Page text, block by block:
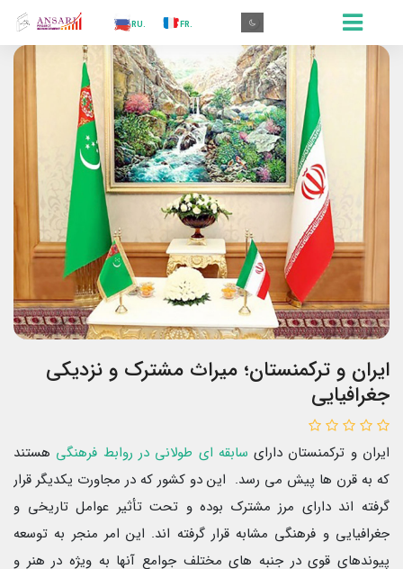
.RU
.ES
.IN
ایران و ترکمنستان؛ میراث مشترک و نزدیکی
جغرافیایی
ایران و ترکمنستان دارای سابقه ای طولانی در روابط فرهنگی هستند
که به قرن ها پیش می رسد. این دو کشور که در مجاورت یکدیگر قرار
گرفته اند دارای مرز مشترک بوده و تحت تأثیر عوامل تاریخی و
جغرافیایی و فرهنگی مشابه قرار گرفته اند. این امر منجر به توسعه
پیوندهای قوی در جنبه های مختلف جوامع آنها به ویژه در هنر و